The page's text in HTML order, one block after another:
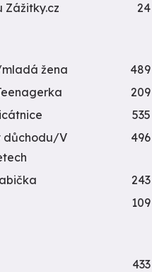
Zážitky.cz
24
žena
489
209
535
důchodu/V
496
243
109
433